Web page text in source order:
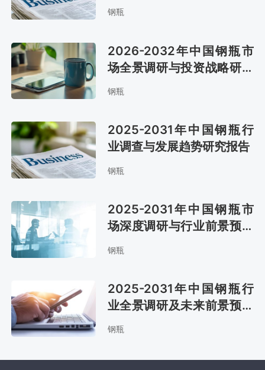
钢瓶
2026-2032年中国钢瓶市
场全景调研与投资战略研究
钢瓶
2025-2031年中国钢瓶行
业调查与发展趋势研究报告
钢瓶
2025-2031年中国钢瓶市
场深度调研与行业前景预测
钢瓶
2025-2031年中国钢瓶行
业全景调研及未来前景预测
钢瓶